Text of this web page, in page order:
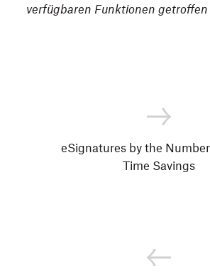
verfügbaren Funktionen getroffen
eSignatures by the
Time Savings